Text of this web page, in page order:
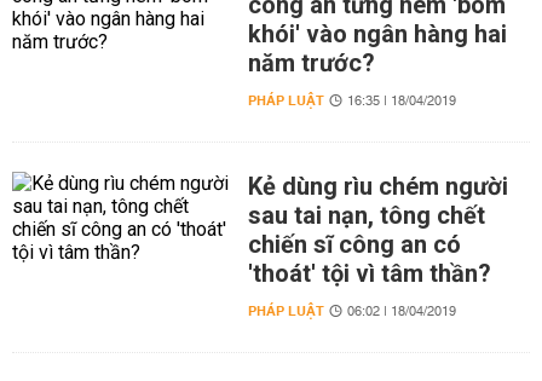
khói' vào ngân hàng hai
năm trước?
PHÁP LUẬT 16:35 | 18/04/2019
Kẻ dùng rìu chém người
sau tai nạn, tông chết
chiến sĩ công an có
'thoát' tội vì tâm thần?
PHÁP LUẬT 06:02 | 18/04/2019